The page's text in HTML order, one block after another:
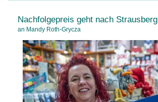
Nachfolgepreis geht nach Strausberg
an Mandy Roth-Grycza